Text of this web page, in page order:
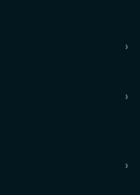
›
›
›